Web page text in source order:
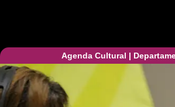
Agenda Cultural |